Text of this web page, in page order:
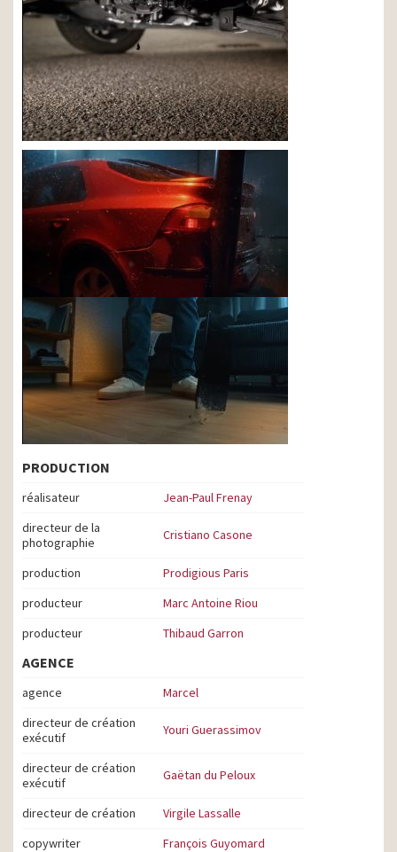
PRODUCTION
réalisateur
Jean-Paul Frenay
directeur de la
photographie
Cristiano Casone
production
Prodigious Paris
producteur
Marc Antoine Riou
producteur
Thibaud Garron
AGENCE
agence
Marcel
directeur de création
exécutif
Youri Guerassimov
directeur de création
exécutif
Gaëtan du Peloux
directeur de création
Virgile Lassalle
copywriter
François Guyomard